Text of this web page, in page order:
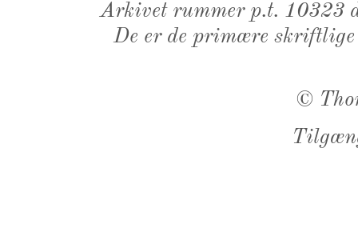
Arkivet rummer p.t. 10323
De er de primære
©